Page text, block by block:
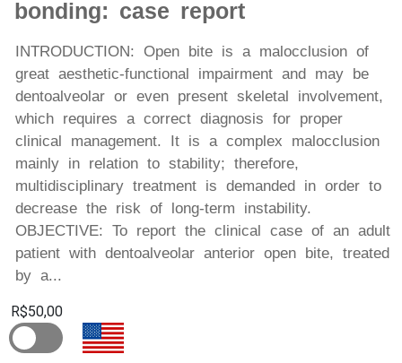
bonding: case report
INTRODUCTION: Open bite is a malocclusion of
great aesthetic-functional impairment and may be
dentoalveolar or even present skeletal involvement,
which requires a correct diagnosis for proper
clinical management. It is a complex malocclusion
mainly in relation to stability; therefore,
multidisciplinary treatment is demanded in order to
decrease the risk of long-term instability.
OBJECTIVE: To report the clinical case of an adult
patient with dentoalveolar anterior open bite, treated
by a...
R$50,00